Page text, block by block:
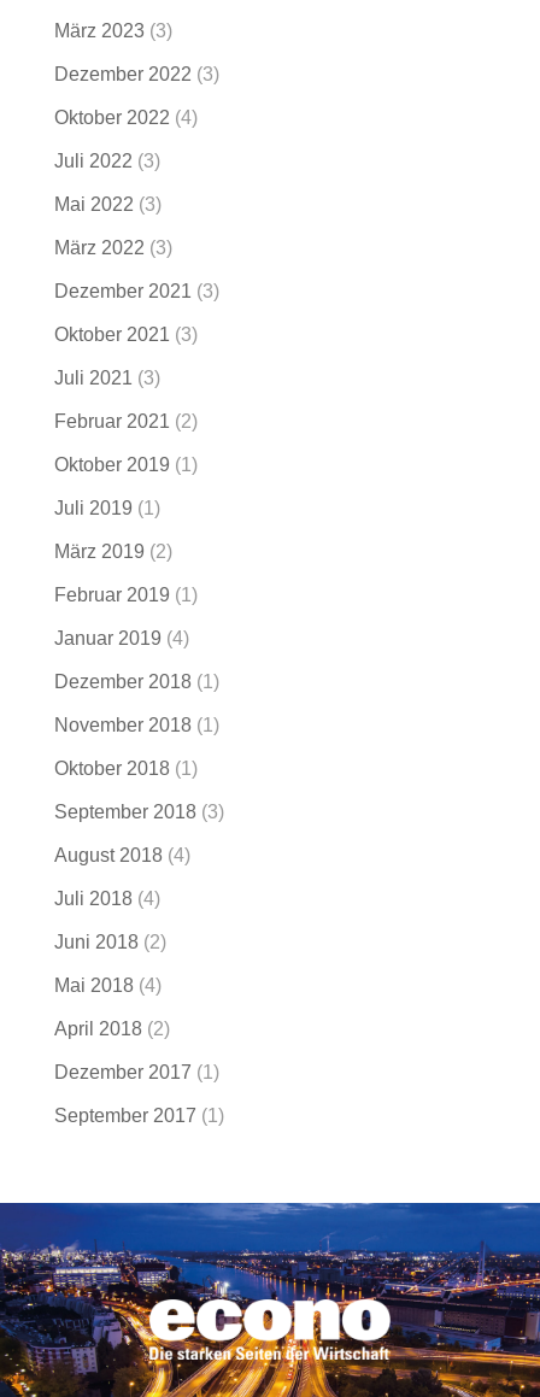
März 2023(3)
Dezember 2022 (3)
Oktober 2022 (4)
Juli 2022 (3)
Mai 2022 (3)
März 2022 (3)
Dezember 2021 (3)
Oktober 2021 (3)
Juli 2021 (3)
Februar 2021 (2)
Oktober 2019 (1)
Juli 2019 (1)
März 2019 (2)
Februar 2019 (1)
Januar 2019 (4)
Dezember 2018(1)
November 2018(1)
Oktober 2018(1)
September 2018(3)
August 2018(4)
Juli 2018(4)
Juni 2018(2)
Mai 2018(4)
April 2018(2)
Dezember 2017 (1)
September 2017 (1)